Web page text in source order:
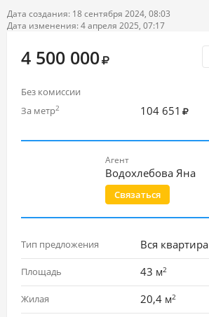
Дата создания: 18 сентября 2024, 08:03
Дата изменения: 4 апреля 2025, 07:17
4 500 000
Без комиссии
За метр2 104 651
Агент
Водохлебова Яна
Связаться
Тип предложения Вся квартира
Площадь 43 м2
Жилая 20,4 м2